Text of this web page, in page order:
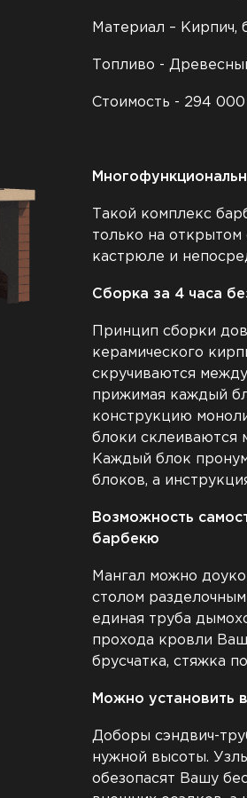
Материал – Кирпич,
Топливо -
Стоимость - 294 000
Такой комплекс
только на открытом
кастрюле и
Сборка за 4 часа
Принцип сборки
керамического
скручиваются
прижимая каждый
конструкцию
блоки склеиваются
Каждый блок
блоков, а
Возможность
барбекю
Мангал можно
столом
единая труба
прохода кровли
брусчатка, стяжка
Можно установить
Доборы сэндвич-
нужной высоты.
обезопасят Вашу